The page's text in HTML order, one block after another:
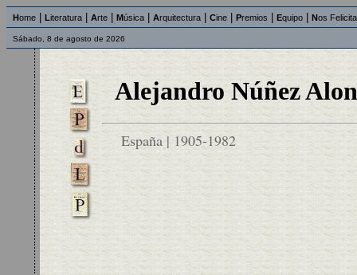
Home Literatura Arte Música Arquitectura Cine Premios Equipo Nos
Sábado, 8 de agosto de 2026
Alejandro Núñez
España | 1905-1982